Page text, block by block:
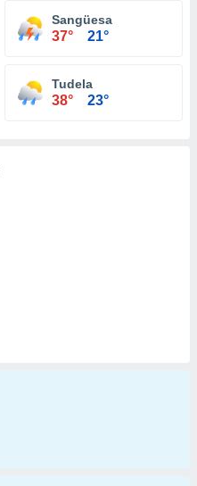
Sangüesa
37° 21°
Tudela
38° 23°